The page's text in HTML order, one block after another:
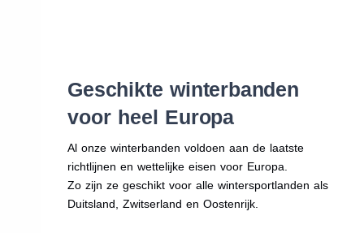
Geschikte winterbanden
voor heel Europa
Al onze winterbanden voldoen aan de laatste
richtlijnen en wettelijke eisen voor Europa.
Zo zijn ze geschikt voor alle wintersportlanden als
Duitsland, Zwitserland en Oostenrijk.